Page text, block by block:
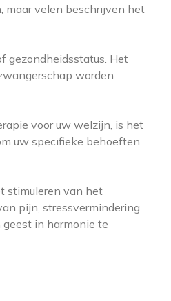
maar velen beschrijven het
gezondheidsstatus. Het
worden
voor uw welzijn, is het
uw specifieke behoeften
stimuleren van het
pijn, stressvermindering
in harmonie te